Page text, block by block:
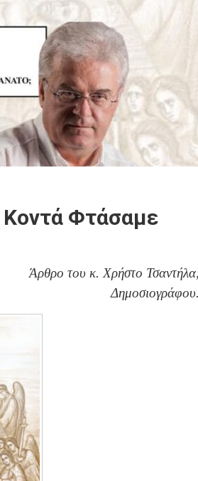
Φτάσαμε
Άρθρο του κ. Χρήστο Τσαντήλα,
Δημοσιογράφου.